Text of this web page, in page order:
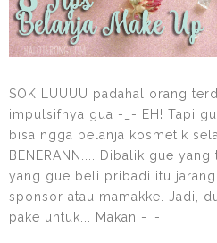
SOK LUUUU padahal orang
impulsifnya gua -_- EH! Tapi
bisa ngga belanja kosmetik
BENERANN.... Dibalik gue
yang gue beli pribadi itu
sponsor atau mamakke. Jadi,
pake untuk... Makan -_-